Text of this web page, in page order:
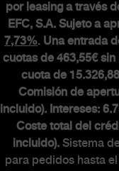
por leasing a través
EFC, S.A. Sujeto a
7,73%. Una entrada
cuotas de 463,55€ sin
cuota de
Comisión de
incluido). Intereses:
Coste total del
incluido). Sistema
para pedidos hasta